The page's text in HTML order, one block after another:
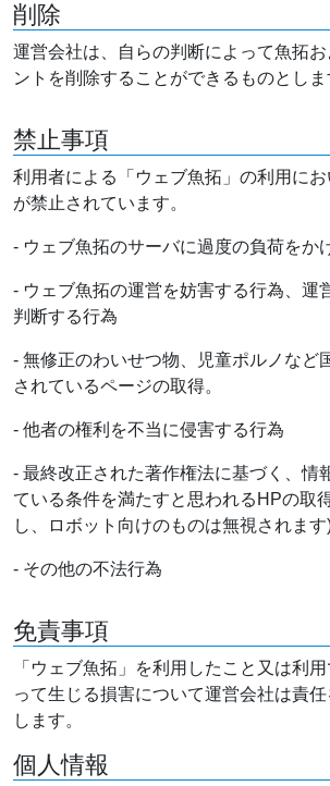
削除
運営会社は、自らの判断によって魚拓
ントを削除することができるものとしま
禁止事項
利用者による「ウェブ魚拓」の利用に
が禁止されています。
- ウェブ魚拓のサーバに過度の負荷をか
- ウェブ魚拓の運営を妨害する行為、運
判断する行為
- 無修正のわいせつ物、児童ポルノなど
されているページの取得。
- 他者の権利を不当に侵害する行為
- 最終改正された著作権法に基づく、情
ている条件を満たすと思われるHPの取
し、ロボット向けのものは無視されます
- その他の不法行為
免責事項
「ウェブ魚拓」を利用したこと又は利
って生じる損害について運営会社は責
します。
個人情報